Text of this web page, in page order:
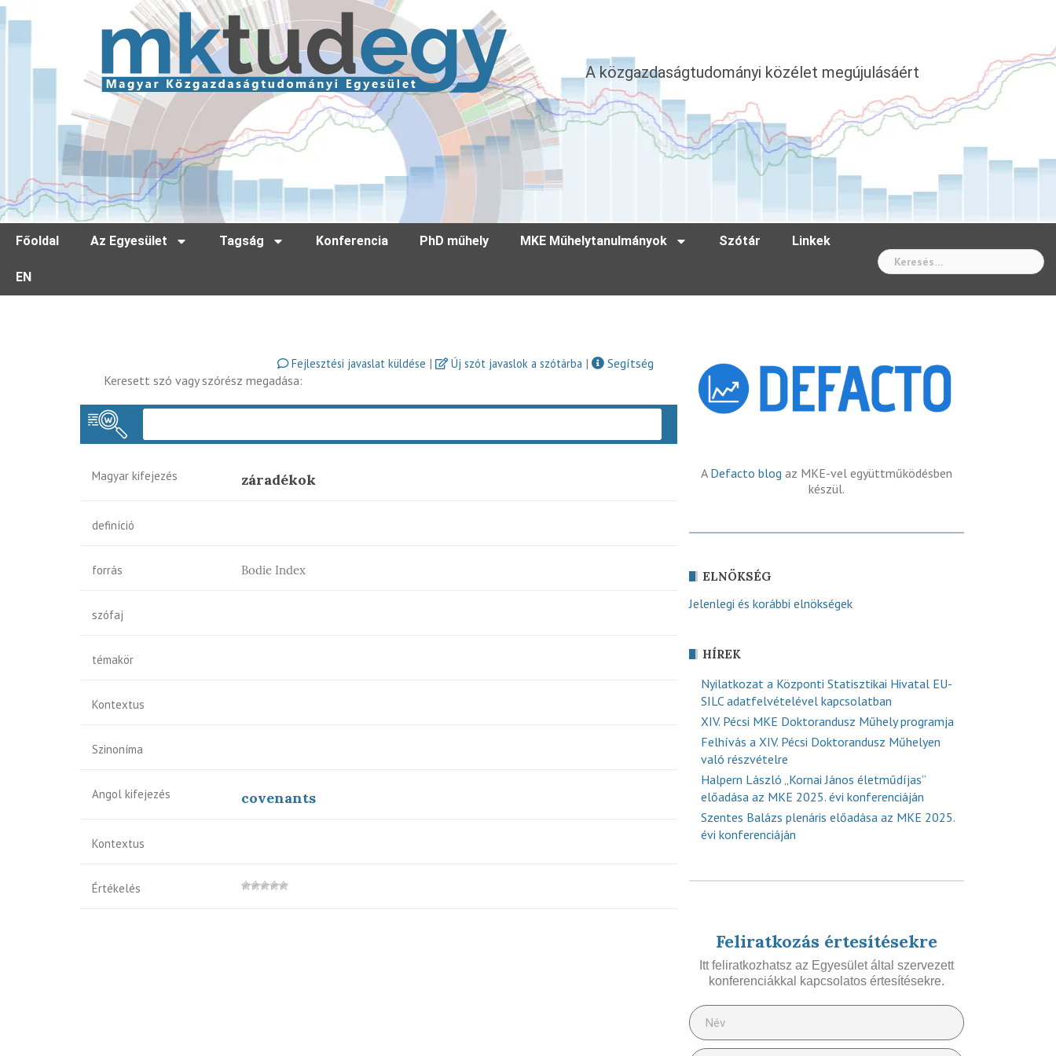
A közgazdaságtudományi közélet megújulásáért
Főoldal Az Egyesület Tagság Konferencia PhD műhely MKE Műhelytanulmányok Szótár Linkek
EN
Fejlesztési javaslat küldése | Új szót javaslok a szótárba |
Segítség
Keresett szó vagy szórész megadása:
Magyar kifejezés záradékok
definíció
forrás Bodie Index
szófaj
témakör
Kontextus
Szinoníma
Angol kifejezés covenants
Kontextus
Értékelés
A Defacto blog az MKE-vel együttműködésben
készül.
ELNÖKSÉG
Jelenlegi és korábbi elnökségek
HÍREK
Nyilatkozat a Központi Statisztikai Hivatal EU-
SILC adatfelvételével kapcsolatban
XIV. Pécsi MKE Doktorandusz Műhely programja
Felhívás a XIV. Pécsi Doktorandusz Műhelyen
való részvételre
Halpern László „Kornai János életműdíjas”
előadása az MKE 2025. évi konferenciáján
Szentes Balázs plenáris előadása az MKE 2025.
évi konferenciáján
Feliratkozás értesítésekre
Itt feliratkozhatsz az Egyesület által szervezett
konferenciákkal kapcsolatos értesítésekre.